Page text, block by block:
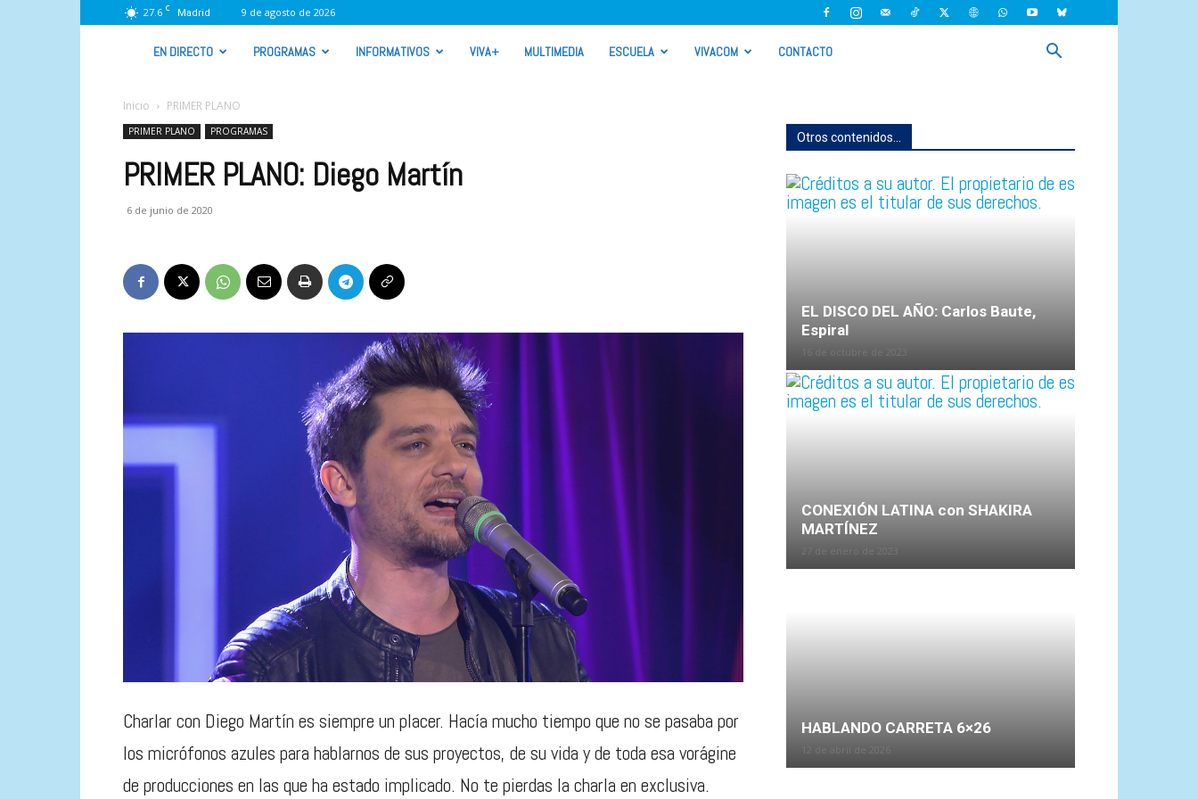
27.6 C Madrid 9 de agosto de 2026
VIVA
RADIO
EN DIRECTO PROGRAMAS INFORMATIVOS VIVA+ MULTIMEDIA ESCUELA VIVACOM CONTACTO
Inicio PRIMER PLANO
PRIMER PLANO PROGRAMAS
PRIMER PLANO: Diego Martín
6 de junio de 2020
Charlar con Diego Martín es siempre un placer. Hacía mucho tiempo que no se pasaba por
los micrófonos azules para hablarnos de sus proyectos, de su vida y de toda esa vorágine
de producciones en las que ha estado implicado. No te pierdas la charla en exclusiva.
Otros contenidos...
EL DISCO DEL AÑO: Carlos Baute,
Espiral
CONEXIÓN LATINA con SHAKIRA
MARTÍNEZ
27 de enero de 2023
HABLANDO CARRETA 6×26